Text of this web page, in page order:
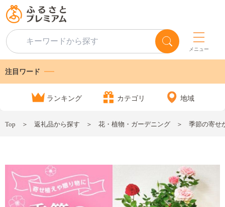
メニュー
注目ワード
ランキング カテゴリ 地域
Top 返礼品から探す 花・植物・ガーデニング 季節の寄せ